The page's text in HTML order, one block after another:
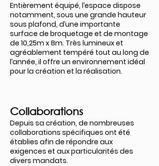
Entièrement équipé, l’espace dispose
notamment, sous une grande hauteur
sous plafond, d’une importante
surface de broquetage et de montage
de 10,25m x 8m. Très lumineux et
agréablement tempéré tout au long de
l’année, il offre un environnement idéal
pour la création et la réalisation.
Collaborations
Depuis sa création, de nombreuses
collaborations spécifiques ont été
établies afin de répondre aux
exigences et aux particularités des
divers mandats.